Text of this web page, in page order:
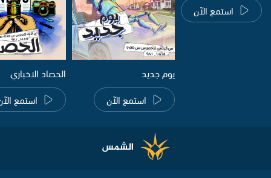
استمع الآن
يوم جديد
استمع الآن
الحصاد الاخباري
استمع